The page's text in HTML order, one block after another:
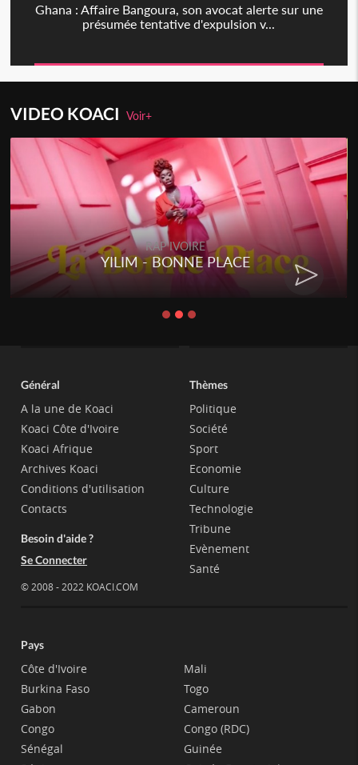
Ghana : Affaire Bangoura, son avocat alerte sur une
présumée tentative d'expulsion v...
VIDEO KOACIVoir+
RAP IVOIRE
YILIM - BONNE PLACE
Général
A la une de Koaci
Koaci Côte d'Ivoire
Koaci Afrique
Archives Koaci
Conditions d'utilisation
Contacts
Besoin d'aide ?
Se Connecter
© 2008 - 2022 KOACI.COM
Thèmes
Politique
Société
Sport
Economie
Culture
Technologie
Tribune
Evènement
Santé
Pays
Côte d'Ivoire
Burkina Faso
Gabon
Congo
Sénégal
Mali
Togo
Cameroun
Congo (RDC)
Guinée